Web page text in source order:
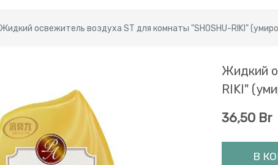
Жидкий освежитель воздуха ST для комнаты "SHOSHU-RIKI"
Жидкий
RIKI"
36,50 Br
В